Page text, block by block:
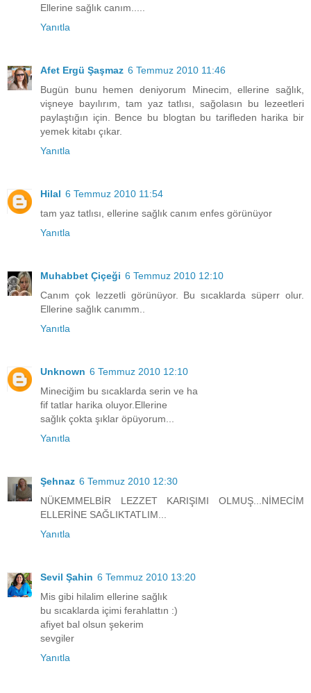
Ellerine sağlık canım.....
Yanıtla
Afet Ergü Şaşmaz 6 Temmuz 2010 11:46
Bugün bunu hemen deniyorum Minecim, ellerine sağlık,
vişneye bayılırım, tam yaz tatlısı, sağolasın bu lezeetleri
paylaştığın için. Bence bu blogtan bu tarifleden harika bir
yemek kitabı çıkar.
Yanıtla
Hilal 6 Temmuz 2010 11:54
tam yaz tatlısı, ellerine sağlık canım enfes görünüyor
Yanıtla
Muhabbet Çiçeği 6 Temmuz 2010 12:10
Canım çok lezzetli görünüyor. Bu sıcaklarda süperr olur.
Ellerine sağlık canımm..
Yanıtla
Unknown 6 Temmuz 2010 12:10
Mineciğim bu sıcaklarda serin ve ha
fif tatlar harika oluyor.Ellerine
sağlık çokta şıklar öpüyorum...
Yanıtla
Şehnaz 6 Temmuz 2010 12:30
NÜKEMMELBİR LEZZET KARIŞIMI OLMUŞ...NİMECİM
ELLERİNE SAĞLIKTATLIM...
Yanıtla
Sevil Şahin 6 Temmuz 2010 13:20
Mis gibi hilalim ellerine sağlık
bu sıcaklarda içimi ferahlattın :)
afiyet bal olsun şekerim
sevgiler
Yanıtla